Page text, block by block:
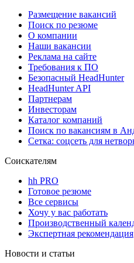
Размещение вакансий
Поиск по резюме
О компании
Наши вакансии
Реклама на сайте
Требования к ПО
Безопасный HeadHunter
HeadHunter API
Партнерам
Инвесторам
Каталог компаний
Поиск по вакансиям в
Сетка: соцсеть для
Соискателям
hh PRO
Готовое резюме
Все сервисы
Хочу у вас работать
Производственный
Экспертная рекомендация
Новости и статьи